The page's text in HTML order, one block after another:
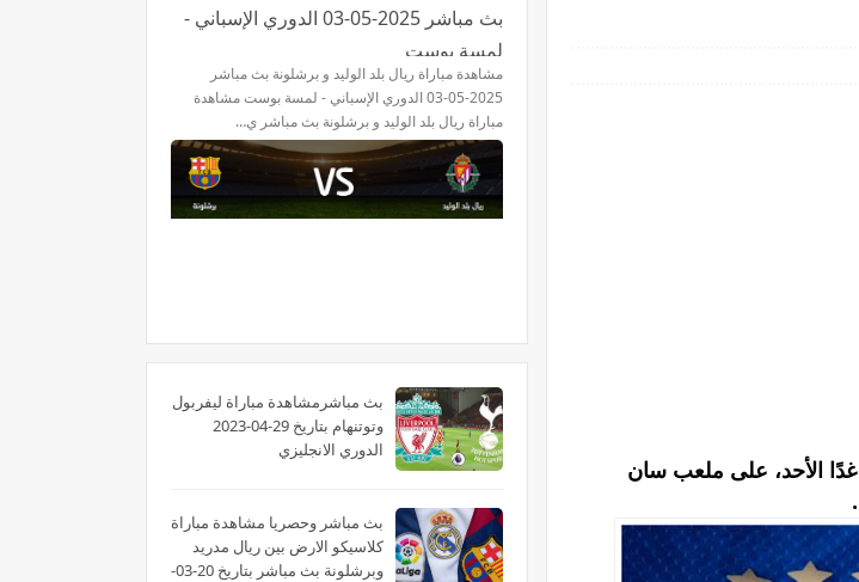
غدًا الأحد، على ملعب سان
بث مباشر 2025-05-03 الدوري الإسباني -
لمسة بوست
مشاهدة مباراة ريال بلد الوليد و برشلونة بث مباشر
2025-05-03 الدوري الإسباني - لمسة بوست مشاهدة
مباراة ريال بلد الوليد و برشلونة بث مباشر ي…
بث مباشرمشاهدة مباراة ليفربول
وتوتنهام بتاريخ 29-04-2023
الدوري الانجليزي
بث مباشر وحصريا مشاهدة مباراة
كلاسيكو الارض بين ريال مدريد
وبرشلونة بث مباشر بتاريخ 20-03-